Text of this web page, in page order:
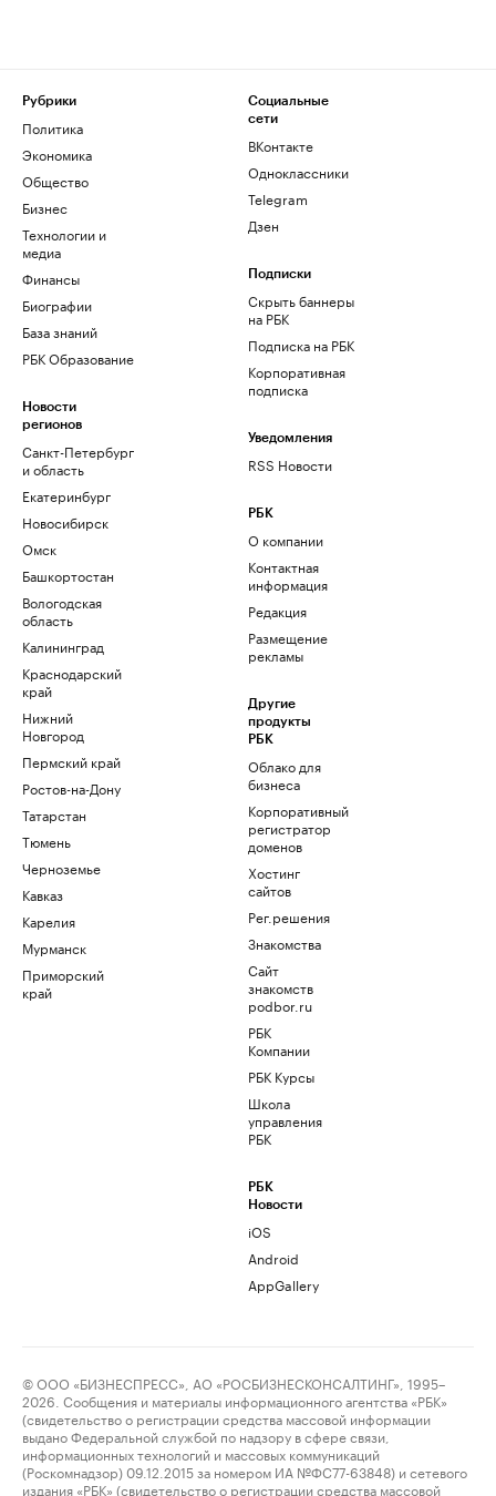
Рубрики
Политика
Экономика
Общество
Бизнес
Технологии и
медиа
Финансы
Биографии
База знаний
РБК Образование
Новости
регионов
Санкт-Петербург
и область
Екатеринбург
Новосибирск
Омск
Башкортостан
Вологодская
область
Калининград
Краснодарский
край
Нижний
Новгород
Пермский край
Ростов-на-Дону
Татарстан
Тюмень
Черноземье
Кавказ
Карелия
Мурманск
Приморский
край
Социальные
сети
ВКонтакте
Одноклассники
Telegram
Дзен
Подписки
Скрыть баннеры
на РБК
Подписка на РБК
Корпоративная
подписка
Уведомления
RSS Новости
РБК
О компании
Контактная
информация
Редакция
Размещение
рекламы
Другие
продукты
РБК
Облако для
бизнеса
Корпоративный
регистратор
доменов
Хостинг
сайтов
Рег.решения
Знакомства
Сайт
знакомств
podbor.ru
РБК
Компании
РБК Курсы
Школа
управления
РБК
РБК
Новости
iOS
Android
AppGallery
© ООО «БИЗНЕСПРЕСС», АО «РОСБИЗНЕСКОНСАЛТИНГ», 1995–
2026. Сообщения и материалы информационного агентства «РБК»
(свидетельство о регистрации средства массовой информации
выдано Федеральной службой по надзору в сфере связи,
информационных технологий и массовых коммуникаций
(Роскомнадзор) 09.12.2015 за номером ИА №ФС77-63848) и сетевого
издания «РБК» (свидетельство о регистрации средства массовой